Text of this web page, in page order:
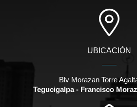
UBICACIÓN
Blv Morazan Torre
Tegucigalpa - Francisco